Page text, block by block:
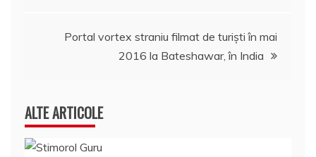
Portal vortex straniu filmat de turişti în mai
2016 la Bateshawar, în India
ALTE ARTICOLE